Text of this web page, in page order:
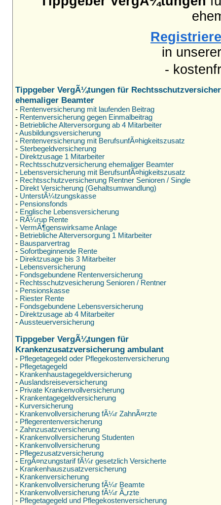
in
-
Tippgeber VergÃ¼tungen für
ehemaliger Beamter
- Rentenversicherung mit laufenden Beitrag
- Rentenversicherung gegen Einmalbeitrag
- Betriebliche Alterversorgung ab 4 Mitarbeiter
-Ausbildungsversicherung
- Rentenversicherung mit BerufsunfÃ¤higkeitszusatz
- Sterbegeldversicherung
- Direktzusage 1 Mitarbeiter
- Rechtsschutzversicherung ehemaliger Beamter
- Lebensversicherung mit BerufsunfÃ¤higkeitszusatz
- Rechtsschutzversicherung Rentner Senioren / Single
- Direkt Versicherung (Gehaltsumwandlung)
- UnterstÃ¼tzungskasse
- Pensionsfonds
- Englische Lebensversicherung
- RÃ¼rup Rente
- VermÃ¶genswirksame Anlage
- Betriebliche Alterversorgung 1 Mitarbeiter
- Bausparvertrag
- Sofortbeginnende Rente
- Direktzusage bis 3 Mitarbeiter
- Lebensversicherung
- Fondsgebundene Rentenversicherung
- Rechtsschutzvesicherung Senioren / Rentner
- Pensionskasse
- Riester Rente
- Fondsgebundene Lebensversicherung
- Direktzusage ab 4 Mitarbeiter
-Aussteuerversicherung
Tippgeber VergÃ¼tungen für
Krankenzusatzversicherung ambulant
- Pflegetagegeld oder Pflegekostenversicherung
- Pflegetagegeld
- Krankenhaustagegeldversicherung
-Auslandsreiseversicherung
- Private Krankenvollversicherung
- Krankentagegeldversicherung
- Kurversicherung
- Krankenvollversicherung fÃ¼r ZahnÃ¤rzte
- Pflegerentenversicherung
- Zahnzusatzversicherung
- Krankenvollversicherung Studenten
- Krankenvollversicherung
- Pflegezusatzversicherung
- ErgÃ¤nzungstarif fÃ¼r gesetzlich Versicherte
- Krankenhauszusatzversicherung
- Krankenversicherung
- Krankenvollversicherung fÃ¼r Beamte
- Krankenvollversicherung fÃ¼r Ã„rzte
- Pflegetagegeld und Pflegekostenversicherung